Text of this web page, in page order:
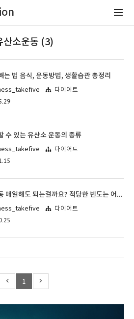
산소운동 (3)
는 법 음식, 운동방법, 생활습관 총정리
다이어트
수 있는 유산소 운동의 종류
다이어트
유산소 운동 매일해도 되는걸까요? 적당한 빈도는 어느정도 일까요?
다이어트
1